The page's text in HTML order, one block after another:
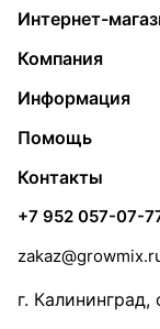
Интернет-
Компания
Информация
Помощь
Контакты
+7 952 057-07-
г. Калининград,